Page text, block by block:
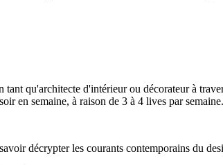
qu'architecte d'intérieur ou décorateur à
en semaine, à raison de 3 à 4 lives par semaine.
décrypter les courants contemporains du